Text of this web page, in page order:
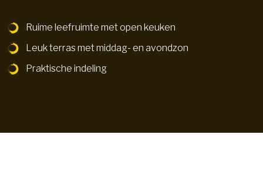
Ruime leefruimte met open keuken
Leuk terras met middag- en avondzon
Praktische indeling